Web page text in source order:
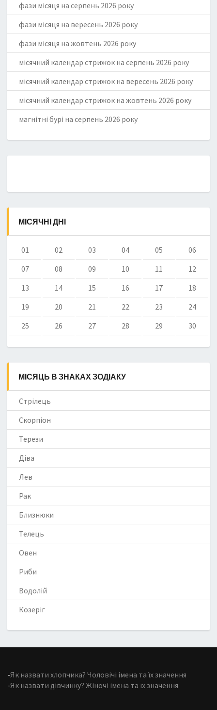
фази місяця на серпень 2026 року
фази місяця на вересень 2026 року
фази місяця на жовтень 2026 року
місячний календар стрижок на серпень 2026 року
місячний календар стрижок на вересень 2026 року
місячний календар стрижок на жовтень 2026 року
магнітні бурі на серпень 2026 року
МІСЯЧНІ ДНІ
01 02 03 04 05
06
07
08 09 10 11
12
13
14 15 16 17
18
19
20 21 22 23
24
25
26 27 28 29 30
МІСЯЦЬ В ЗНАКАХ ЗОДІАКУ
Стрілець
Скорпіон
Терези
Діва
Лев
Рак
Близнюки
Телець
Овен
Риби
Водолій
Козеріг
-Як назвати хлопчика? Чоловічі імена та їх значення
-Як назвати дівчинку? Жіночі імена та їх значення